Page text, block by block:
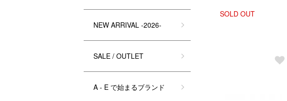
SOLD OUT
NEW ARRIVAL -2026-
SALE / OUTLET
A - E で始まるブランド